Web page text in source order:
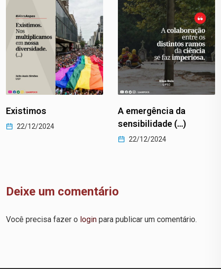
Existimos
22/12/2024
A emergência da
sensibilidade (…)
22/12/2024
Deixe um comentário
Você precisa fazer o login para publicar um comentário.